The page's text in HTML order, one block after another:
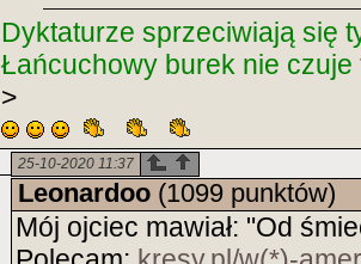
Dyktaturze sprzeciwiają się
Łańcuchowy burek nie czuje
>
25-10-2020 11:37
Leonardoo (1099 punktów)
Mój ojciec mawiał: "Od